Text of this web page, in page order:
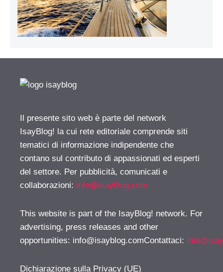
Il presente sito web è parte del network
IsayBlog! la cui rete editoriale comprende siti
tematici di informazione indipendente che
contano sul contributo di appassionati ed esperti
del settore. Per pubblicità, comunicati e
collaborazioni: info@isayblog.com
This website is part of the IsayBlog! network. For
advertising, press releases and other
opportunities: info@isayblog.comContattaci:
Dichiarazione sulla Privacy (UE)